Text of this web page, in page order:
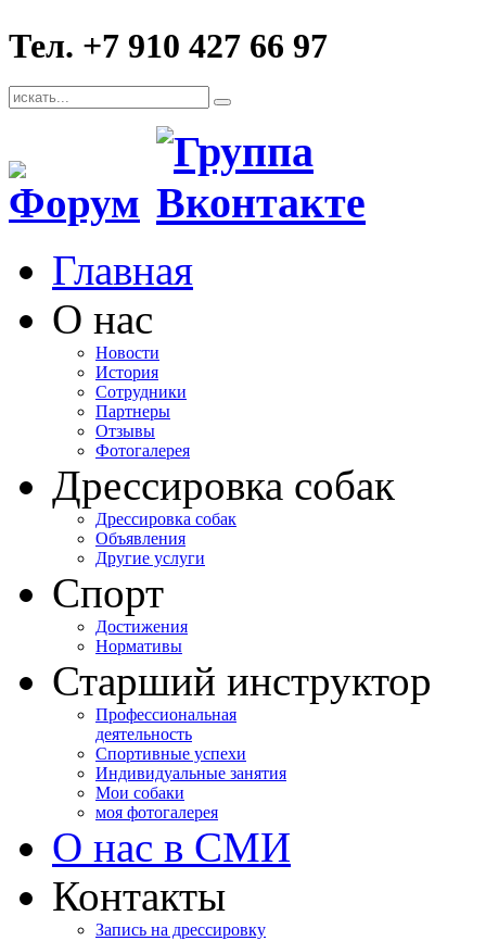
Тел. +7 910 427 66 97
Главная
О нас
Новости
История
Сотрудники
Партнеры
Отзывы
Фотогалерея
Дрессировка собак
Дрессировка собак
Объявления
Другие услуги
Спорт
Достижения
Нормативы
Старший инструктор
Профессиональная
деятельность
Спортивные успехи
Индивидуальные занятия
Мои собаки
моя фотогалерея
О нас в СМИ
Контакты
Запись на дрессировку